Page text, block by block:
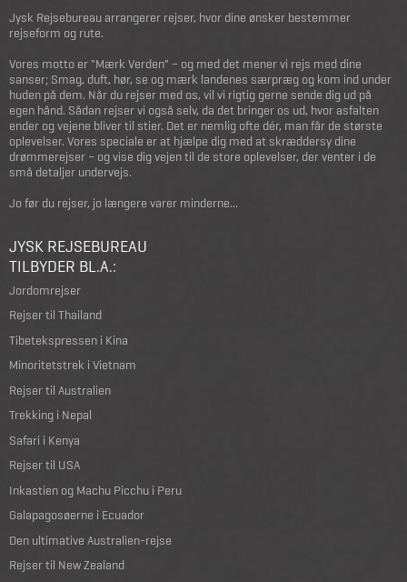
Jysk Rejsebureau arrangerer rejser, hvor dine ønsker bestemmer
rejseform og rute.
Vores motto er "Mærk Verden" – og med det mener vi rejs med dine
sanser; Smag, duft, hør, se og mærk landenes særpræg og kom ind under
huden på dem. Når du rejser med os, vil vi rigtig gerne sende dig ud på
egen hånd. Sådan rejser vi også selv, da det bringer os ud, hvor asfalten
ender og vejene bliver til stier. Det er nemlig ofte dér, man får de største
oplevelser. Vores speciale er at hjælpe dig med at skræddersy dine
drømmerejser – og vise dig vejen til de store oplevelser, der venter i de
små detaljer undervejs.
Jo før du rejser, jo længere varer minderne...
JYSK REJSEBUREAU
TILBYDER BL.A.:
Jordomrejser
Rejser til Thailand
Tibetekspressen i Kina
Minoritetstrek i Vietnam
Rejser til Australien
Trekking i Nepal
Safari i Kenya
Rejser til USA
Inkastien og Machu Picchu i Peru
Galapagosøerne i Ecuador
Den ultimative Australien-rejse
Rejser til New Zealand